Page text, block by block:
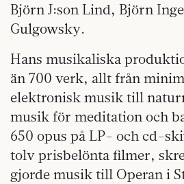
Björn J:son Lind, Björn
Gulgowsky.
Hans musikaliska
än 700 verk, allt från
elektronisk musik till
musik för meditation och
650 opus på LP- och cd-
tolv prisbelönta filmer,
gjorde musik till Operan i